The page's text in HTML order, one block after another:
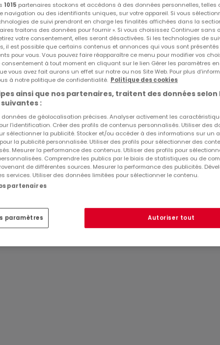
pour deux voitures (35,87m²), WC séparé et grand séjour
, four/four à vapeur, four/pyrolyse, lave-
au la terrasse (44m² - Orientation Nord-Est).
de 14m².
chambres à coucher avec dressing (22,59m² &
douche italienne.
pour la machine à laver (4,17m²), deux chambres
accès terrasse (7,44m²-Sud-Ouest & 8,28m²-Nord-
douche italienne.
en massive
RéfatHome
Réf Agence
1015 partenaires stockons et accédons à des données personnelles, telles
navigation ou des identifiants uniques, sur votre appareil. Si vous
de suivi prendront en charge les finalités affichées dans la
traitons des données pour fournir ». Si vous choisissez Continuer sans
votre consentement, elles seront désactivées. Si les technologies de
il est possible que certains contenus et annonces qui vous sont
pour vous. Vous pouvez faire réapparaître ce menu pour modifier vos
consentement à tout moment en cliquant sur le lien Gérer les paramètres
vous avez fait aurons un effet sur notre ou nos Site Web. Pour plus
à notre politique de confidentialité. Politique des cookies
ainsi que nos partenaires, traitent des données selon
:
données de géolocalisation précises. Analyser activement les
l’identification. Créer des profils de contenus personnalisés. Utiliser des
sélectionner la publicité. Stocker et/ou accéder à des informations sur un
la publicité personnalisée. Utiliser des profils pour sélectionner des
Mesurer la performance des contenus. Utiliser des profils pour
Comprendre les publics par le biais de statistiques ou de
de différentes sources. Mesurer la performance des publicités.
services. Utiliser des données limitées pour sélectionner le contenu.
partenaires
paramètres Autoriser tout